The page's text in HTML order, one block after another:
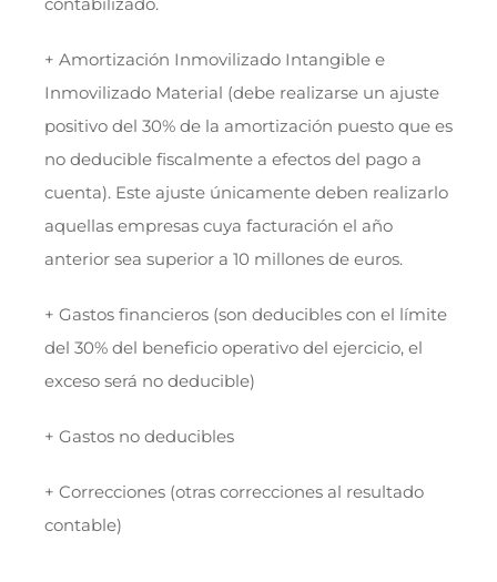
contabilizado.
+ Amortización Inmovilizado Intangible e
Inmovilizado Material (debe realizarse un ajuste
positivo del 30% de la amortización puesto que es
no deducible fiscalmente a efectos del pago a
cuenta). Este ajuste únicamente deben realizarlo
aquellas empresas cuya facturación el año
anterior sea superior a 10 millones de euros.
+ Gastos financieros (son deducibles con el límite
del 30% del beneficio operativo del ejercicio, el
exceso será no deducible)
+ Gastos no deducibles
+ Correcciones (otras correcciones al resultado
contable)